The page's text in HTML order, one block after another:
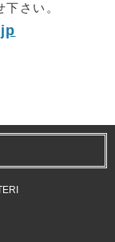
さい。